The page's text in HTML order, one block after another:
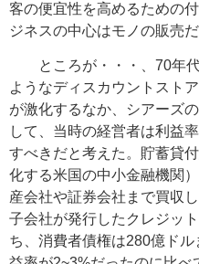
客の便宜性を高めるための
ジネスの中心はモノの販売だ
ところが・・・、70年代
ようなディスカウントスト
が激化するなか、シアーズ
して、当時の経営者は利益
すべきだと考えた。貯蓄貸
化する米国の中小金融機関
産会社や証券会社まで買収
子会社が発行したクレジッ
ち、消費者債権は280億ド